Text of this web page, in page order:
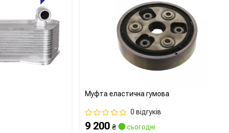
Муфта еластична гумова
0 відгуків
9 200₴
сьогодні